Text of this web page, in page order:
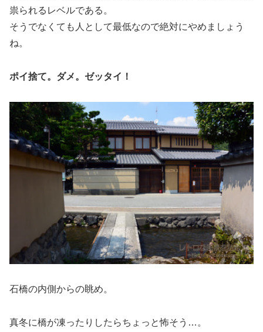
祟られるレベルである。
そうでなくても人として最低なので絶対にやめましょう
ね。
ポイ捨て。ダメ。ゼッタイ！
石橋の内側からの眺め。
真冬に橋が凍ったりしたらちょっと怖そう…。